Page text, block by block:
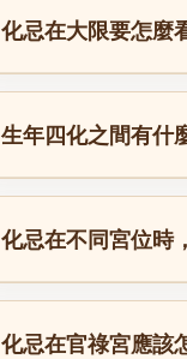
化忌在大限要怎麼
生年四化之間有什
化忌在不同宮位時
化忌在官祿宮應該